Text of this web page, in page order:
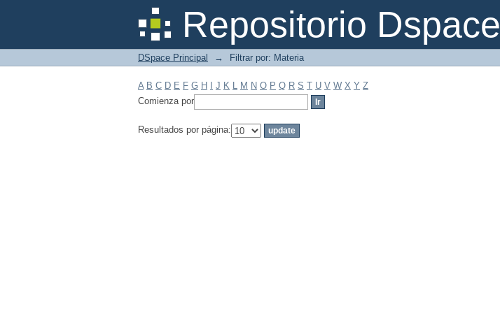
Repositorio Dspace
Filtrar por: Materia
DSpace Principal → Filtrar por: Materia
A B C D E F G H J K L M N O P Q R S T U V W X Y Z
Comienza por
Resultados por página: